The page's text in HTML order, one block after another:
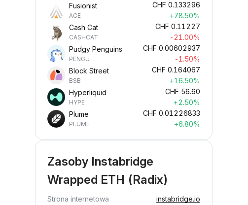
Fusionist
ACE
CHF 0.133296
+78.50%
Cash Cat
CASHCAT
CHF 0.11227
-21.00%
Pudgy Penguins
PENGU
CHF 0.00602937
-1.50%
Block Street
BSB
CHF 0.164067
+16.50%
Hyperliquid
HYPE
CHF 56.60
+2.50%
Plume
PLUME
CHF 0.01226833
+6.80%
Zasoby Instabridge
Wrapped ETH (Radix)
Strona internetowa
instabridge.io